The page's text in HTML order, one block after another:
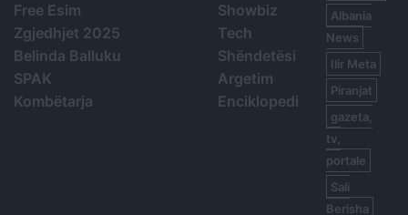
Free Esim
Zgjedhjet 2025
Belinda Balluku
SPAK
Kombëtarja
Showbiz
Tech
Shëndetësi
Argetim
Enciklopedi
Albania
News
Ilir Meta
Piranjat
gazeta,
tv,
portale
Sali
Berisha